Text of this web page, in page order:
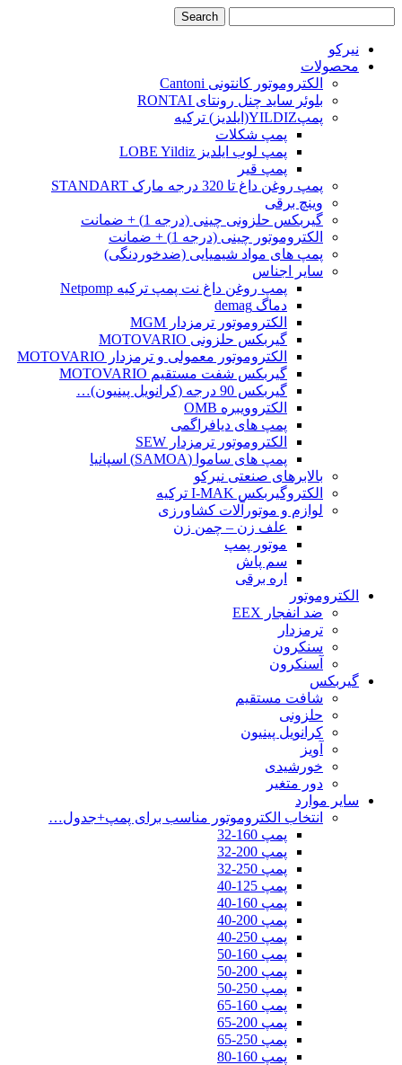
نیرکو
محصولات
الکتروموتور کانتونی Cantoni
بلوئر ساید چنل رونتای RONTAI
پمپYILDIZ(ایلدیز) ترکیه
پمپ شکلات
پمپ لوب ایلدیز LOBE Yildiz
پمپ قیر
پمپ روغن داغ تا 320 درجه مارک STANDART
وینچ برقی
گیربکس حلزونی چینی (درجه 1) + ضمانت
الکتروموتور چینی (درجه 1) + ضمانت
پمپ های مواد شیمیایی (ضدخوردنگی)
سایر اجناس
پمپ روغن داغ نت پمپ ترکیه Netpomp
دماگ demag
الکتروموتور ترمزدار MGM
گیربکس حلزونی MOTOVARIO
الکتروموتور معمولی و ترمزدار MOTOVARIO
گیربکس شفت مستقیم MOTOVARIO
گیربکس 90 درجه (کرانویل پینیون)…
الکتروویبره OMB
پمپ های دیافراگمی
الکتروموتور ترمزدار SEW
پمپ های ساموا (SAMOA) اسپانیا
بالابرهای صنعتی نیرکو
الکتروگیربکس I-MAK ترکیه
لوازم و موتورآلات کشاورزی
علف زن – چمن زن
موتور پمپ
سم پاش
اره برقی
الکتروموتور
ضد انفجار EEX
ترمزدار
سنکرون
آسنکرون
گیربکس
شافت مستقیم
حلزونی
کرانویل پینیون
آویز
خورشیدی
دور متغیر
سایر موارد
انتخاب الکتروموتور مناسب برای پمپ+جدول…
پمپ 160-32
پمپ 200-32
پمپ 250-32
پمپ 125-40
پمپ 160-40
پمپ 200-40
پمپ 250-40
پمپ 160-50
پمپ 200-50
پمپ 250-50
پمپ 160-65
پمپ 200-65
پمپ 250-65
پمپ 160-80